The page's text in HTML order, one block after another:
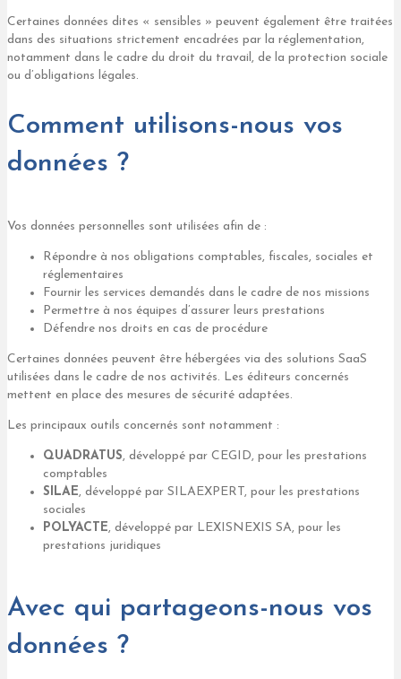
Certaines données dites « sensibles » peuvent également être traitées
dans des situations strictement encadrées par la réglementation,
notamment dans le cadre du droit du travail, de la protection sociale
ou d’obligations légales.
Comment utilisons-nous vos
données ?
Vos données personnelles sont utilisées afin de :
Répondre à nos obligations comptables, fiscales, sociales et
réglementaires
Fournir les services demandés dans le cadre de nos missions
Permettre à nos équipes d’assurer leurs prestations
Défendre nos droits en cas de procédure
Certaines données peuvent être hébergées via des solutions SaaS
utilisées dans le cadre de nos activités. Les éditeurs concernés
mettent en place des mesures de sécurité adaptées.
Les principaux outils concernés sont notamment :
QUADRATUS, développé par CEGID, pour les prestations
comptables
SILAE, développé par SILAEXPERT, pour les prestations
sociales
POLYACTE, développé par LEXISNEXIS SA, pour les
prestations juridiques
Avec qui partageons-nous vos
données ?